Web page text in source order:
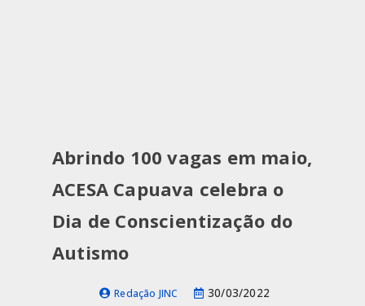
Abrindo 100 vagas em maio,
ACESA Capuava celebra o
Dia de Conscientização do
Autismo
Redação JINC
30/03/2022